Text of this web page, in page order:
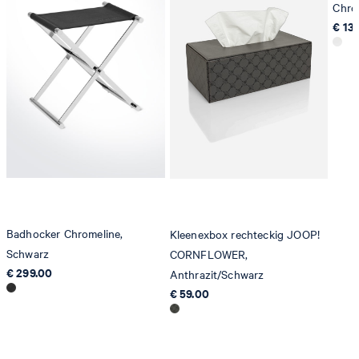
Badhocker Chromeline,
Schwarz
€ 299.00
Kleenexbox rechteckig JOOP!
CORNFLOWER,
Anthrazit/Schwarz
€ 59.00
€